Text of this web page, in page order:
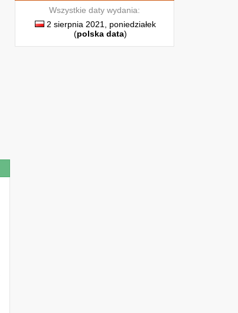
Wszystkie daty wydania:
2 sierpnia 2021, poniedziałek
(polska data)